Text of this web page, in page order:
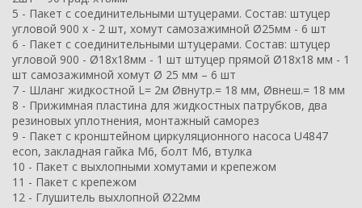
5 - Пакет с соединительными штуцерами. Состав: штуцер
угловой 900 х - 2 шт, хомут самозажимной Ø25мм - 6 шт
6 - Пакет с соединительными штуцерами. Состав: штуцер
угловой 900 - Ø18х18мм - 1 шт штуцер прямой Ø18х18 мм - 1
шт самозажимной хомут Ø 25 мм – 6 шт
7 - Шланг жидкостной L= 2м Øвнутр.= 18 мм, Øвнеш.= 18 мм
8 - Прижимная пластина для жидкостных патрубков, два
резиновых уплотнения, монтажный саморез
9 - Пакет с кронштейном циркуляционного насоса U4847
econ, закладная гайка М6, болт М6, втулка
10 - Пакет с выхлопными хомутами и крепежом
11 - Пакет с крепежом
12 - Глушитель выхлопной Ø22мм